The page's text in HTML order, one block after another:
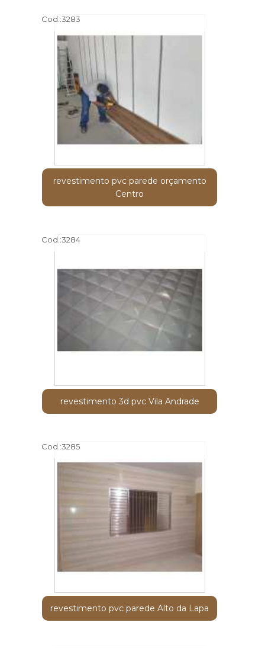
Cod.:3283
revestimento pvc parede orçamento
Centro
Cod.:3284
revestimento 3d pvc Vila Andrade
Cod.:3285
revestimento pvc parede Alto da Lapa